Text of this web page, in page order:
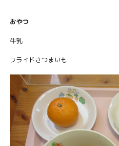
おやつ
牛乳
フライドさつまいも